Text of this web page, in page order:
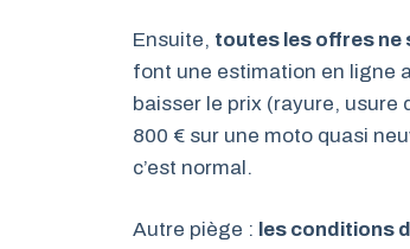
Ensuite, toutes les offres ne
font une estimation en ligne
baisser le prix (rayure, usure
800 € sur une moto quasi
c’est normal.
Autre piège : les conditions